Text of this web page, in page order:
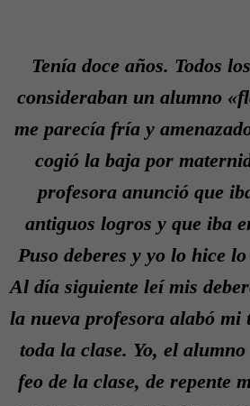
Tenía doce años. Todos
consideraban un alumno
me parecía fría y
cogió la baja por
profesora anunció que
antiguos logros y que iba
Puso deberes y yo lo hice
Al día siguiente leí mis
la nueva profesora alabó mi
toda la clase. Yo, el
feo de la clase, de repente